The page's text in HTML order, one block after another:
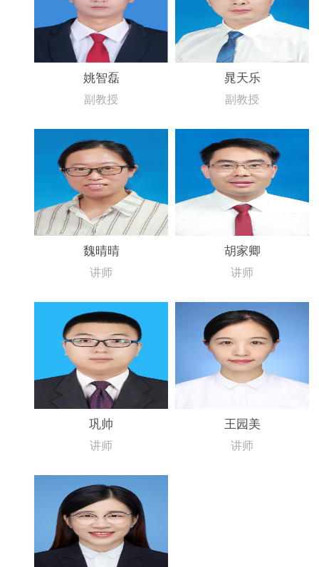
姚智磊
副教授
晁天乐
副教授
魏晴晴
讲师
胡家卿
讲师
巩帅
讲师
王园美
讲师